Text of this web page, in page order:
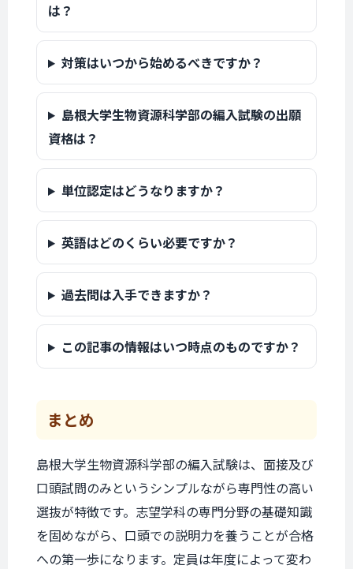
は？
対策はいつから始めるべきですか？
島根大学生物資源科学部の編入試験の出願
資格は？
単位認定はどうなりますか？
英語はどのくらい必要ですか？
過去問は入手できますか？
この記事の情報はいつ時点のものですか？
まとめ
島根大学生物資源科学部の編入試験は、面接及び
口頭試問のみというシンプルながら専門性の高い
選抜が特徴です。志望学科の専門分野の基礎知識
を固めながら、口頭での説明力を養うことが合格
への第一歩になります。定員は年度によって変わ